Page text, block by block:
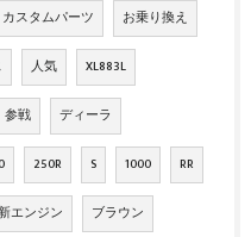
カスタムパーツ お乗り換え
人気 XL883L
参戦 ディーラ
250R S 1000 RR
エンジン ブラウン